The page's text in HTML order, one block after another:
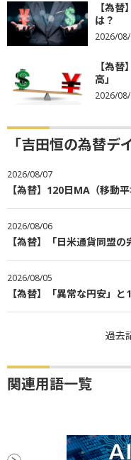
【為
は？
2026/
【為
高」
2026/
「吉田恒の為替
2026/08/07
【為替】120日MA（移動
2026/08/06
【為替】「日米通貨同盟
2026/08/05
【為替】「異常な円安」と
過去
関連用語一覧